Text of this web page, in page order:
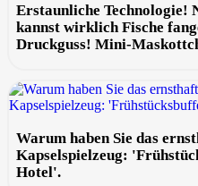
Erstaunliche Technologie!
kannst wirklich Fische
Druckguss! Mini-
Warum haben Sie das
Kapselspielzeug:
Hotel'.